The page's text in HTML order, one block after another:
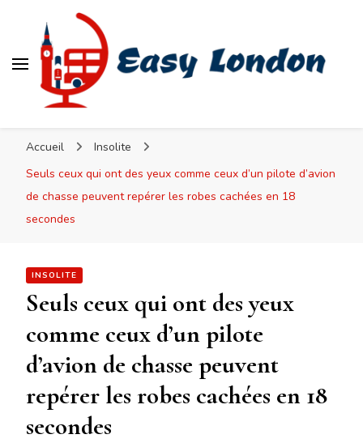
Accueil
Insolite
Seuls ceux qui ont des yeux comme ceux d’un pilote d’avion
de chasse peuvent repérer les robes cachées en 18
secondes
INSOLITE
Seuls ceux qui ont des yeux
comme ceux d’un pilote
d’avion de chasse peuvent
repérer les robes cachées en 18
secondes